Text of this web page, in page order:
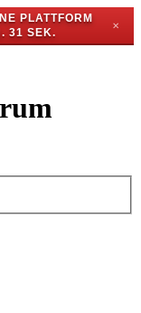
PLATTFORM
31 SEK.
✕